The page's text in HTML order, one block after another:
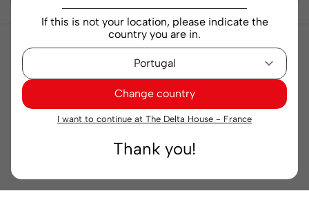
If this is not your location, please indicate the
country you are in.
Change country
I want to continue at The Delta House - France
Thank you!
Machines Gélules Mini-laine
Machine à café
Delta Q Mini Qool Blanche